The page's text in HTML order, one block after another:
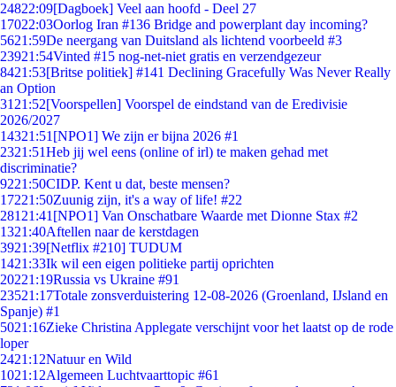
24822:09[Dagboek] Veel aan hoofd - Deel 27
17022:03Oorlog Iran #136 Bridge and powerplant day incoming?
5621:59De neergang van Duitsland als lichtend voorbeeld #3
23921:54Vinted #15 nog-net-niet gratis en verzendgezeur
8421:53[Britse politiek] #141 Declining Gracefully Was Never Really
an Option
31 21:52[Voorspellen] Voorspel de eindstand van de Eredivisie
2026/2027
14321:51 [NPO1] We zijn er bijna 2026 #1
2321:51Heb jij wel eens (online of irl) te maken gehad met
discriminatie?
9221:50CIDP. Kent u dat, beste mensen?
17221:50Zuunig zijn, it's a way of life! #22
281 21:41 [NPO1] Van Onschatbare Waarde met Dionne Stax #2
1321:40Aftellen naar de kerstdagen
3921:39[Netflix #210] TUDUM
1421:33Ik wil een eigen politieke partij oprichten
20221:19Russia vs Ukraine #91
23521:17Totale zonsverduistering 12-08-2026 (Groenland, IJsland en
Spanje) #1
5021:16Zieke Christina Applegate verschijnt voor het laatst op de rode
loper
2421:12Natuur en Wild
1021:12Algemeen Luchtvaarttopic #61